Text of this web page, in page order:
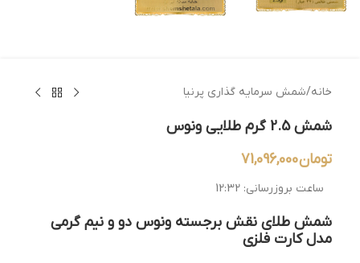
خانه/شمش سرمایه گذاری پرنیا
شمش 2.5 گرم طلایی ونوس
تومان
ساعت بروزرسانی: 12:32
شمش طلای نقش برجسته ونوس دو و نیم گرمی
مدل کارت فلزی